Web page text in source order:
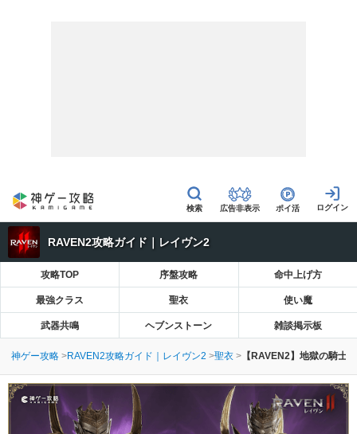
広告非表示 ポイ活
RAVEN2攻略ガイド｜レイヴン2
攻略TOP 序盤攻略 命中上げ方
最強クラス 聖衣 使い魔
武器共鳴 ヘブンストーン 雑談掲示板
神ゲー攻略 RAVEN2攻略ガイド｜レイヴン2 聖衣 【RAVEN2】地獄の騎士